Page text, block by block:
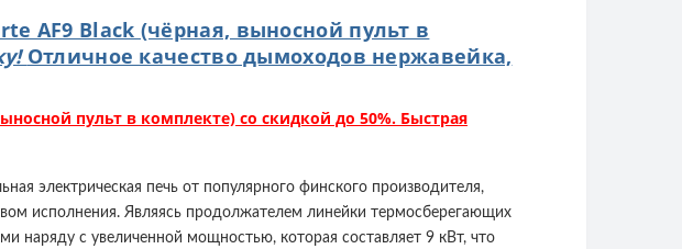
AF9 Black (чёрная, выносной пульт в
Отличное качество дымоходов нержавейка,
пульт в комплекте) со скидкой до 50%. Быстрая
электрическая печь от популярного финского производителя,
исполнения. Являясь продолжателем линейки термосберегающих
наряду с увеличенной мощностью, которая составляет 9 кВт, что